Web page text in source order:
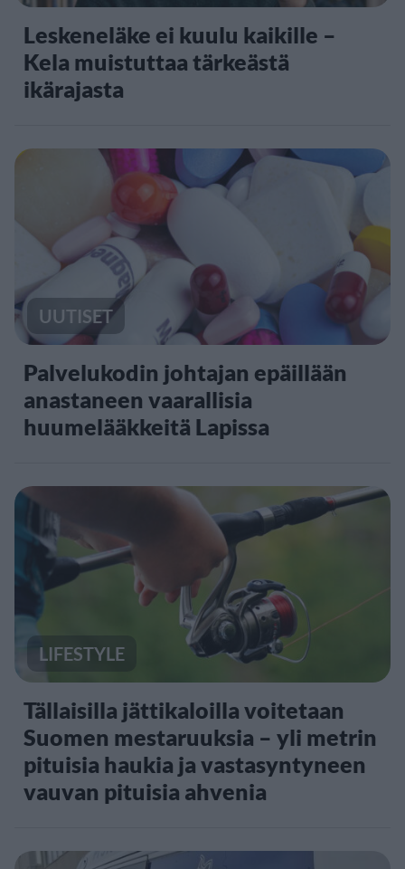
Leskeneläke ei kuulu kaikille –
Kela muistuttaa tärkeästä
ikärajasta
UUTISET
Palvelukodin johtajan epäillään
anastaneen vaarallisia
huumelääkkeitä Lapissa
LIFESTYLE
Tällaisilla jättikaloilla voitetaan
Suomen mestaruuksia – yli metrin
pituisia haukia ja vastasyntyneen
vauvan pituisia ahvenia